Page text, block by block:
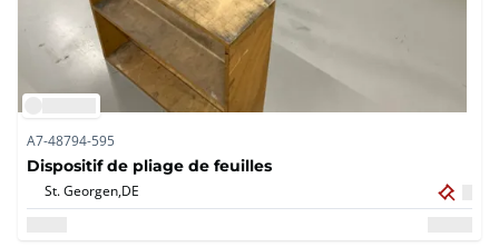
A7-48794-595
Dispositif de pliage de feuilles
St. Georgen,DE